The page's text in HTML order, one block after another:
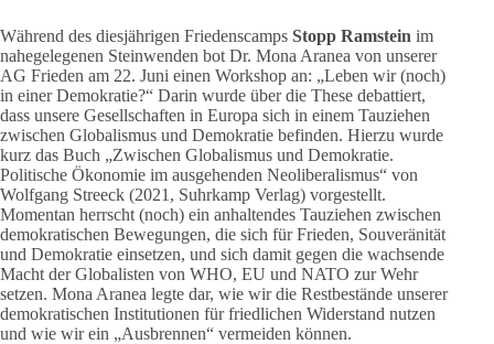
Während des diesjährigen Friedenscamps Stopp Ramstein im
nahegelegenen Steinwenden bot Dr. Mona Aranea von unserer
AG Frieden am 22. Juni einen Workshop an: „Leben wir (noch)
in einer Demokratie?“ Darin wurde über die These debattiert,
dass unsere Gesellschaften in Europa sich in einem Tauziehen
zwischen Globalismus und Demokratie befinden. Hierzu wurde
kurz das Buch „Zwischen Globalismus und Demokratie.
Politische Ökonomie im ausgehenden Neoliberalismus“ von
Wolfgang Streeck (2021, Suhrkamp Verlag) vorgestellt.
Momentan herrscht (noch) ein anhaltendes Tauziehen zwischen
demokratischen Bewegungen, die sich für Frieden, Souveränität
und Demokratie einsetzen, und sich damit gegen die wachsende
Macht der Globalisten von WHO, EU und NATO zur Wehr
setzen. Mona Aranea legte dar, wie wir die Restbestände unserer
demokratischen Institutionen für friedlichen Widerstand nutzen
und wie wir ein „Ausbrennen“ vermeiden können.